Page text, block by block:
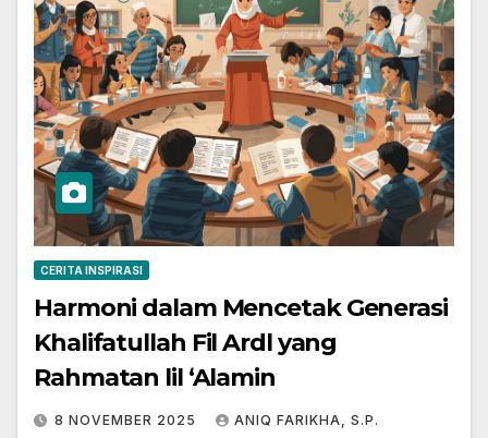
CERITA INSPIRASI
Harmoni dalam Mencetak Generasi
Khalifatullah Fil Ardl yang
Rahmatan lil ‘Alamin
8 NOVEMBER 2025 ANIQ FARIKHA, S.P.